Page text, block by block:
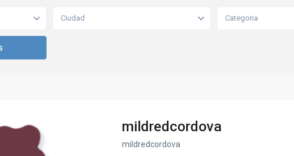
Ciudad Categoria
mildredcordova
mildredcordova